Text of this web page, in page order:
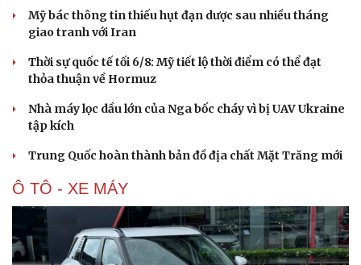
Mỹ bác thông tin thiếu hụt đạn dược sau nhiều tháng
giao tranh với Iran
Thời sự quốc tế tối 6/8: Mỹ tiết lộ thời điểm có thể đạt
thỏa thuận về Hormuz
Nhà máy lọc dầu lớn của Nga bốc cháy vì bị UAV Ukraine
tập kích
Trung Quốc hoàn thành bản đồ địa chất Mặt Trăng mới
Ô TÔ - XE MÁY